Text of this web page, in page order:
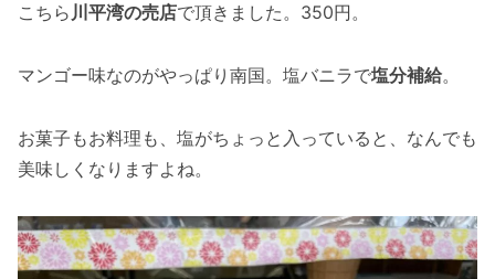
こちら 川平湾の売店で頂きました。350円。
マンゴー味なのがやっぱり南国。塩バニラで塩分補給。
お菓子もお料理も、塩がちょっと入っていると、なんでも
美味しくなりますよね。